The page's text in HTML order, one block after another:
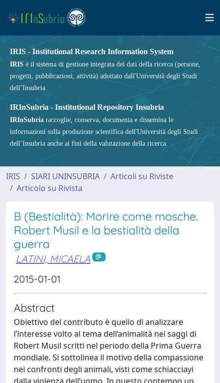
IRIS - Institutional Research Information System
IRIS è il sistema di gestione integrata dei dati della ricerca (persone,
progetti, pubblicazioni, attività) adottato dall'Università degli Studi
dell’Insubria.
IRInSubria - Institutional Repository Insubria
IRInSubria raccoglie, conserva, documenta e dissemina le
informazioni sulla produzione scientifica dell'Università degli Studi
dell’Insubria anche ai fini della valutazione della ricerca.
IRIS SIARI UNINSUBRIA
Articoli su Riviste
Articolo su Rivista
B (Bestialità): Morire come mosche.
Robert Musil e la bestialità della
guerra
LATINI, MICAELA
2015-01-01
Abstract
Obiettivo del contributo è quello di analizzare
l’interesse volto al tema dell’animalità nei saggi di
Robert Musil scritti nel periodo della Prima Guerra
mondiale. Si sottolinea il motivo della compassione
nei confronti degli animali, visti come schiacciayi